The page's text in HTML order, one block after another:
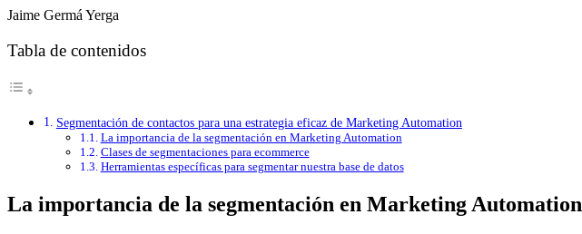
Jaime Germá Yerga
Tabla de contenidos
Segmentación de contactos para una estrategia eficaz de Marketing Automation
La importancia de la segmentación en Marketing Automation
Clases de segmentaciones para ecommerce
Herramientas específicas para segmentar nuestra base de datos
La importancia de la segmentación en Marketing Automation